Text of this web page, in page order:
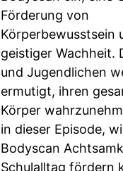
Förderung von
Körperbewusstsein
geistiger Wachheit.
und Jugendlichen
ermutigt, ihren
Körper
in dieser Episode,
Bodyscan
Schulalltag fördern